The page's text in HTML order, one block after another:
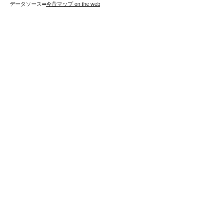
データソース➡︎今昔マップ on the web